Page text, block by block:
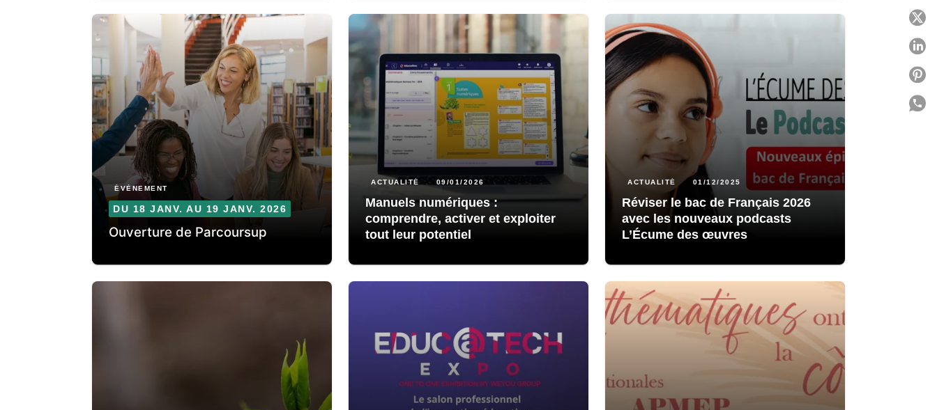
ÉVÈNEMENT
DU 18 JANV. AU 19 JANV. 2026
Ouverture de Parcoursup
ACTUALITÉ 09/01/2026
Manuels numériques :
comprendre, activer et exploiter
tout leur potentiel
ACTUALITÉ 01/12/2025
Réviser le bac de Français 2026
avec les nouveaux podcasts
L’Écume des œuvres